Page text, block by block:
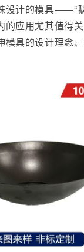
设计的模具——“
的应用尤其值得
模具的设计理念